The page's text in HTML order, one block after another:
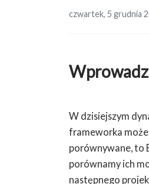
czwartek, 5 grudnia
W dzisiejszym
frameworka może
porównywane, to
porównamy ich
następnego